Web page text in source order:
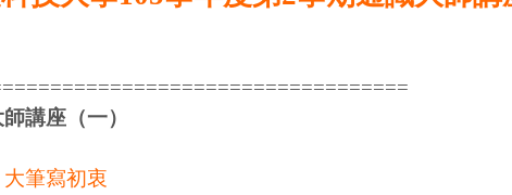
講座（一）
大筆寫初衷